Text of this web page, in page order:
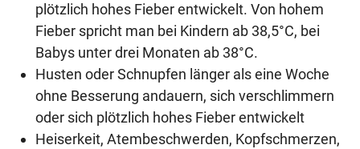
plötzlich hohes Fieber entwickelt. Von hohem
Fieber spricht man bei Kindern ab 38,5°C, bei
Babys unter drei Monaten ab 38°C.
Husten oder Schnupfen länger als eine Woche
ohne Besserung andauern, sich verschlimmern
oder sich plötzlich hohes Fieber entwickelt
Heiserkeit, Atembeschwerden, Kopfschmerzen,